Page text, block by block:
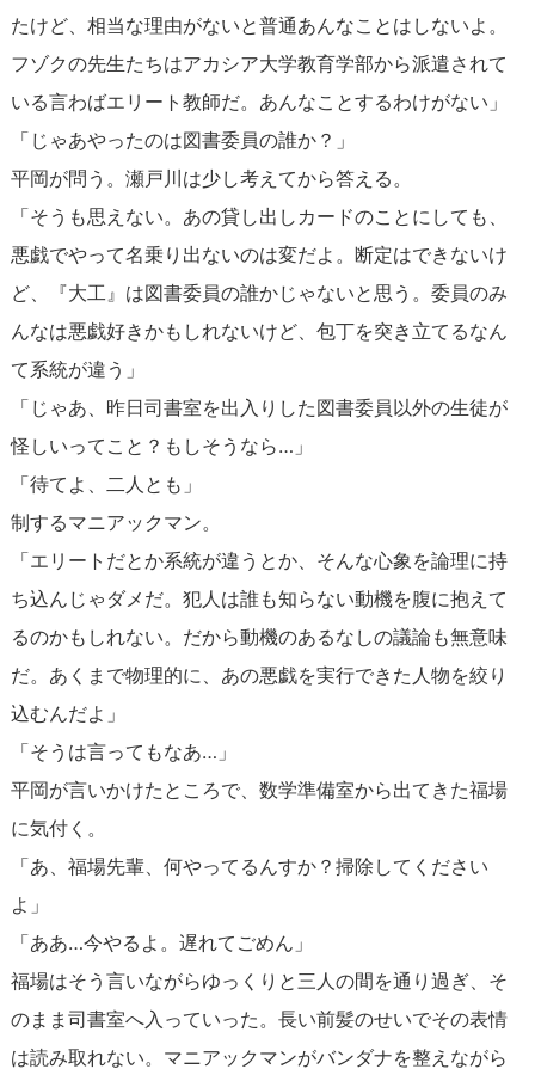
たけど、相当な理由がないと普通あんなことはしないよ。
フゾクの先生たちはアカシア大学教育学部から派遣されて
いる言わばエリート教師だ。あんなことするわけがない」
「じゃあやったのは図書委員の誰か？」
平岡が問う。瀬戸川は少し考えてから答える。
「そうも思えない。あの貸し出しカードのことにしても、
悪戯でやって名乗り出ないのは変だよ。断定はできないけ
ど、『大工』は図書委員の誰かじゃないと思う。委員のみ
んなは悪戯好きかもしれないけど、包丁を突き立てるなん
て系統が違う」
「じゃあ、昨日司書室を出入りした図書委員以外の生徒が
怪しいってこと？もしそうなら…」
「待てよ、二人とも」
制するマニアックマン。
「エリートだとか系統が違うとか、そんな心象を論理に持
ち込んじゃダメだ。犯人は誰も知らない動機を腹に抱えて
るのかもしれない。だから動機のあるなしの議論も無意味
だ。あくまで物理的に、あの悪戯を実行できた人物を絞り
込むんだよ」
「そうは言ってもなあ…」
平岡が言いかけたところで、数学準備室から出てきた福場
に気付く。
「あ、福場先輩、何やってるんすか？掃除してください
よ」
「ああ…今やるよ。遅れてごめん」
福場はそう言いながらゆっくりと三人の間を通り過ぎ、そ
のまま司書室へ入っていった。長い前髪のせいでその表情
は読み取れない。マニアックマンがバンダナを整えながら